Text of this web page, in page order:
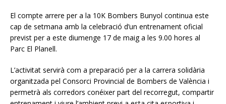
El compte arrere per a la 10K Bombers Bunyol continua este
cap de setmana amb la celebració d’un entrenament oficial
previst per a este diumenge 17 de maig a les 9.00 hores al
Parc El Planell.
L’activitat servirà com a preparació per a la carrera solidària
organitzada pel Consorci Provincial de Bombers de València i
permetrà als corredors conéixer part del recorregut, compartir